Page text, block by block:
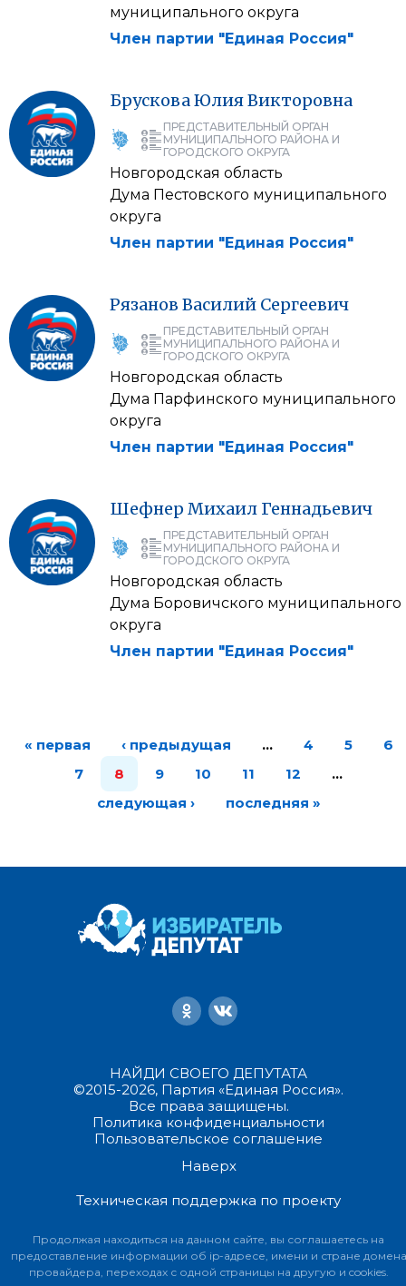
муниципального округа
Член партии "Единая Россия"
БрусковаЮлияВикторовна
ПРЕДСТАВИТЕЛЬНЫЙ ОРГАН
МУНИЦИПАЛЬНОГО РАЙОНА И
ГОРОДСКОГО ОКРУГА
Новгородская область
Дума Пестовского муниципального
округа
Член партии "Единая Россия"
Рязанов Василий Сергеевич
ПРЕДСТАВИТЕЛЬНЫЙ ОРГАН
МУНИЦИПАЛЬНОГО РАЙОНА И
ГОРОДСКОГО ОКРУГА
Новгородская область
Дума Парфинского муниципального
округа
Член партии "Единая Россия"
Шефнер Михаил Геннадьевич
ПРЕДСТАВИТЕЛЬНЫЙ ОРГАН
МУНИЦИПАЛЬНОГО РАЙОНА И
ГОРОДСКОГО ОКРУГА
Новгородская область
Дума Боровичского муниципального
округа
Член партии "Единая Россия"
« первая ‹ предыдущая … 4 5
6
7
8 9 10 11 12
…
следующая ›
последняя »
НАЙДИ СВОЕГО ДЕПУТАТА
©2015-2026, Партия «Единая Россия».
Все права защищены.
Политика конфиденциальности
Пользовательское соглашение
Наверх
Техническая поддержка по проекту
Продолжая находиться на данном сайте, вы соглашаетесь на
предоставление информации об ip-адресе, имени и стране домена
провайдера, переходах с одной страницы на другую и cookies.